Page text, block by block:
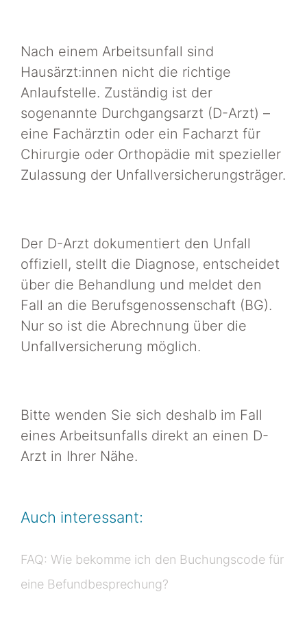
Nach einem Arbeitsunfall sind
Hausärzt:innen nicht die richtige
Anlaufstelle. Zuständig ist der
sogenannte Durchgangsarzt (D-Arzt) –
eine Fachärztin oder ein Facharzt für
Chirurgie oder Orthopädie mit spezieller
Zulassung der Unfallversicherungsträger.
Der D-Arzt dokumentiert den Unfall
offiziell, stellt die Diagnose, entscheidet
über die Behandlung und meldet den
Fall an die Berufsgenossenschaft (BG).
Nur so ist die Abrechnung über die
Unfallversicherung möglich.
Bitte wenden Sie sich deshalb im Fall
eines Arbeitsunfalls direkt an einen D-
Arzt in Ihrer Nähe.
Auch interessant:
FAQ: Wie bekomme ich den Buchungscode für
eine Befundbesprechung?